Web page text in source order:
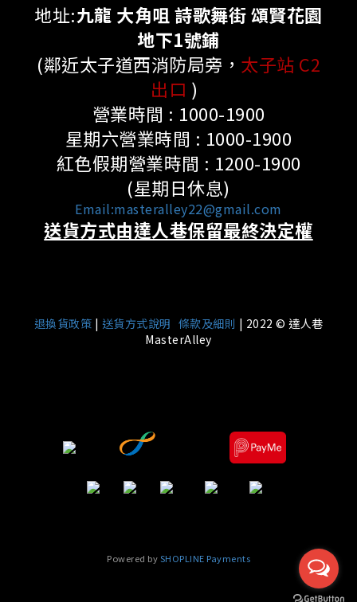
立即購買
地址:九龍 大角咀 詩歌舞街 頌賢花園
地下1號鋪
(鄰近太子道西消防局旁， 太子站 C2
出口 )
營業時間 : 1000-1900
星期六營業時間 : 1000-1900
紅色假期營業時間 : 1200-1900
(星期日休息)
Email:masteralley22@gmail.com
送貨方式由達人巷保留最終決定權
退換貨政策 | 送貨方式說明 條款及細則 | 2022 © 達人巷
MasterAlley
Powered bySHOPLINE Payments